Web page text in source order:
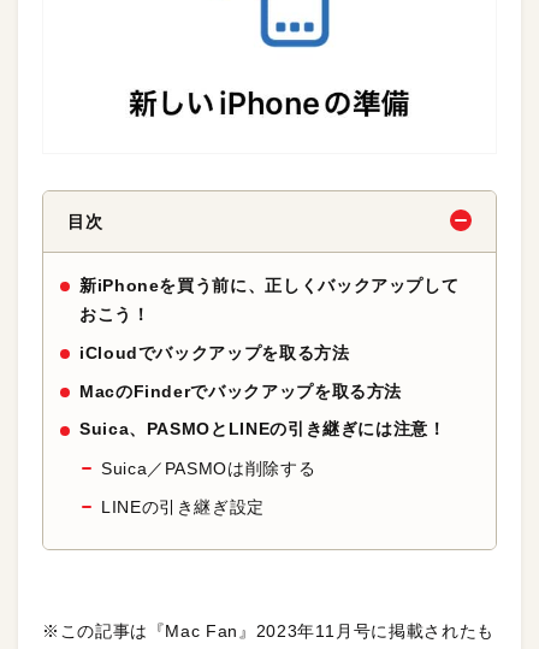
目次
新iPhoneを買う前に、正しくバックアップして
おこう！
iCloudでバックアップを取る方法
MacのFinderでバックアップを取る方法
Suica、PASMOとLINEの引き継ぎには注意！
Suica／PASMOは削除する
LINEの引き継ぎ設定
※この記事は『Mac Fan』2023年11月号に掲載されたも